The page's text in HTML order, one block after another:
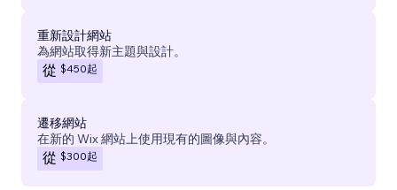
重新設計網站
為網站取得新主題與設計。
從 $450起
遷移網站
在新的 Wix 網站上使用現有的圖像與內容。
從 $300起